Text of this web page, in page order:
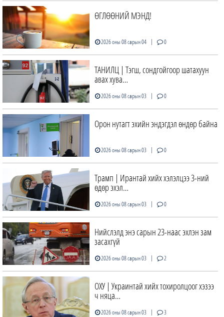
ӨГЛӨӨНИЙ МЭНД!
2026 оны 08 сарын 04 | 0
ТАНИЛЦ | Тэгш, сондгойгоор шатахуун
авах хува…
2026 оны 08 сарын 03 | 0
Орон нутагт эхийн эндэгдэл өндөр байна
2026 оны 08 сарын 03 | 0
Трамп | Ирантай хийх хэлэлцээ 3-ний
өдөр эхэл…
2026 оны 08 сарын 03 | 0
Нийслэлд энэ сарын 23-наас эхлэн зам
засахгүй
2026 оны 08 сарын 03 | 2
ОХУ | Украинтай хийх тохиролцоог хэзээ
ч няца…
2026 оны 08 сарын 03 | 3